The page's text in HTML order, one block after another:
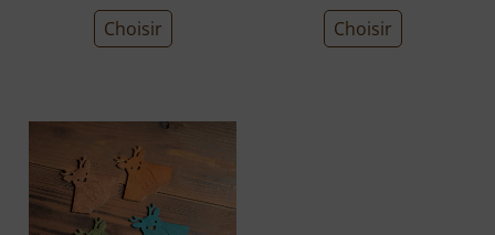
Choisir Choisir
du
produit
a
plusieurs